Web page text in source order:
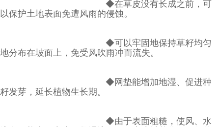
◆在草皮没有长成之前，可
以保护土地表面免遭风雨的侵蚀。
◆可以牢固地保持草籽均匀
地分布在坡面上，免受风吹雨冲而流失。
◆网垫能增加地湿、促进种
籽发芽，延长植物生长期。
◆由于表面粗糙，使风、水